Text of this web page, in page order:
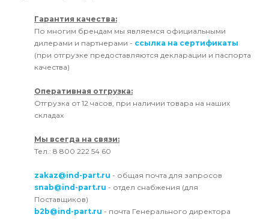
Гарантия качества:
По многим брендам мы являемся официальными
дилерами и партнерами - ссылка на сертификаты
(при отгрузке предоставляются декларации и паспорта
качества)
Оперативная отгрузка:
Отгрузка от 12 часов, при наличии товара на наших
складах
Мы всегда на связи:
Тел.: 8 800 222 54 60
zakaz@ind-part.ru - общая почта для запросов
snab@ind-part.ru - отдел снабжения (для
Поставщиков)
b2b@ind-part.ru - почта Генерального директора